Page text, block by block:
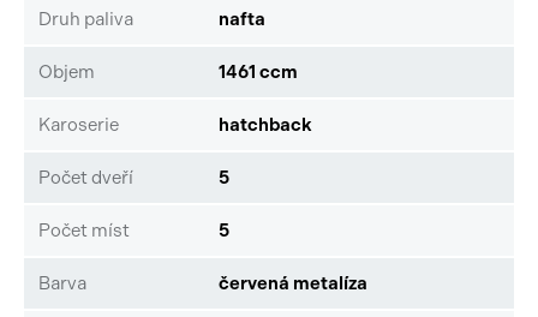
Druh paliva nafta
Objem 1461 ccm
Karoserie hatchback
Počet dveří 5
Počet míst 5
Barva červená metalíza